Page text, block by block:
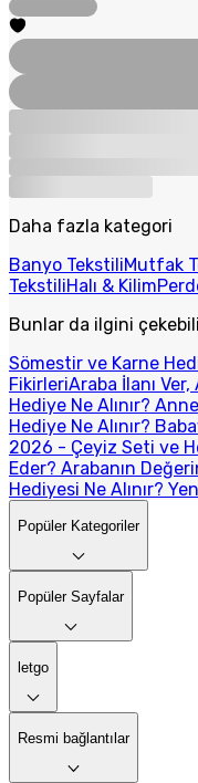
Daha fazla kategori
Banyo TekstiliMutfak
TekstiliHalı & Kilim
Bunlar da ilgini
Sömestir ve Karne
FikirleriAraba İlanı Ver,
Hediye Ne Alınır?
Hediye Ne Alınır?
2026 - Çeyiz Seti ve
Eder? Arabanın
Hediyesi Ne Alınır?
Popüler Kategoriler
Popüler Sayfalar
letgo
Resmi bağlantılar